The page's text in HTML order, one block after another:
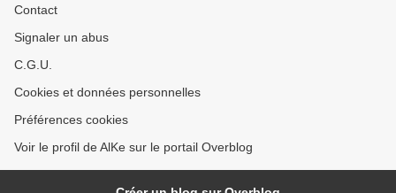
Contact
Signaler un abus
C.G.U.
Cookies et données personnelles
Préférences cookies
Voir le profil de AlKe sur le portail Overblog